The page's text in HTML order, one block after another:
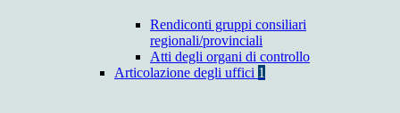
Rendiconti gruppi consiliari
regionali/provinciali
Atti degli organi di controllo
Articolazione degli uffici 1